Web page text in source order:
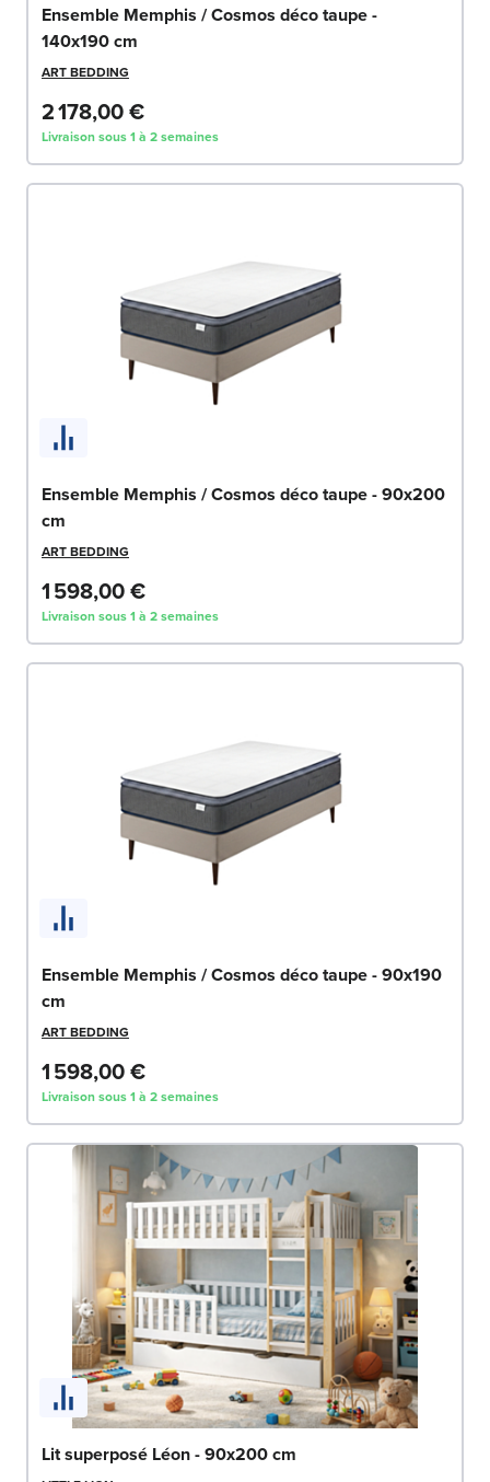
Ensemble Memphis / Cosmos déco taupe -
140x190 cm
ART BEDDING
2 178,00 €
Livraison sous 1 à 2 semaines
Ensemble Memphis / Cosmos déco taupe - 90x200
cm
ART BEDDING
1 598,00 €
Livraison sous 1 à 2 semaines
Ensemble Memphis / Cosmos déco taupe - 90x190
cm
ART BEDDING
1 598,00 €
Livraison sous 1 à 2 semaines
Lit superposé Léon - 90x200 cm